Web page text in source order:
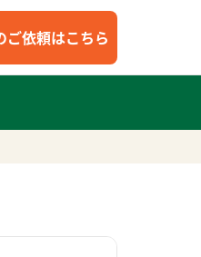
ご依頼はこちら